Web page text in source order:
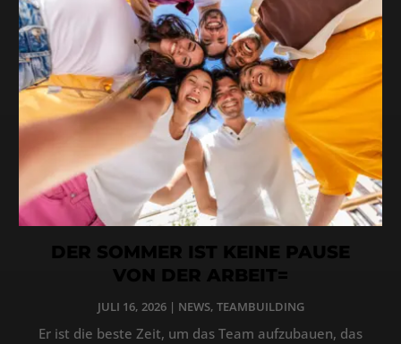
DER SOMMER IST KEINE PAUSE
VON DER ARBEIT=
JULI 16, 2026| NEWS, TEAMBUILDING
Er ist die beste Zeit, um das Team aufzubauen, das